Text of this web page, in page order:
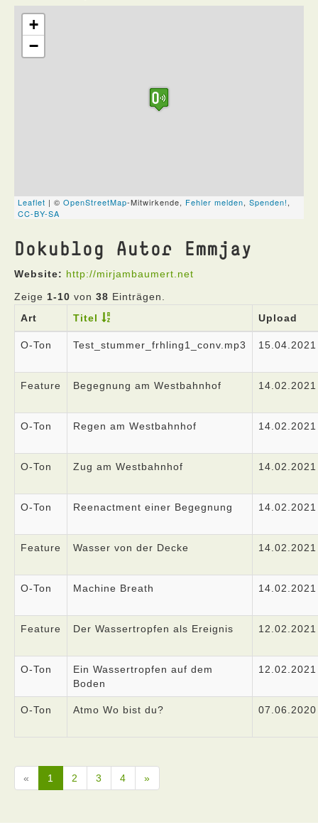
Dokublog Autor Emmjay
Website: http://mirjambaumert.net
Zeige 1-10 von 38 Einträgen.
Art
Titel Upload
O-Ton Test_stummer_frhling1_conv.mp3 15.04.2021
Feature Begegnung am Westbahnhof 14.02.2021
O-Ton Regen am Westbahnhof 14.02.2021
O-Ton Zug am Westbahnhof 14.02.2021
O-Ton Reenactment einer Begegnung 14.02.2021
Feature Wasser von der Decke 14.02.2021
O-Ton Machine Breath 14.02.2021
Feature Der Wassertropfen als Ereignis 12.02.2021
O-Ton
Ein Wassertropfen auf dem
Boden
12.02.2021
O-Ton Atmo Wo bist du? 07.06.2020
« 1 2 3 4 »